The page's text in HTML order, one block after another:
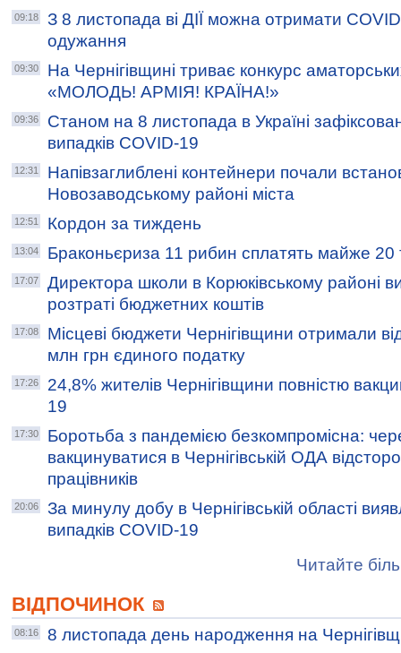
09:18
З 8 листопада ві ДІЇ можна отримати
одужання
09:30
На Чернігівщині триває конкурс
«МОЛОДЬ! АРМІЯ! КРАЇНА!»
09:36
Станом на 8 листопада в Україні
випадків COVID-19
12:31
Напівзаглиблені контейнери почали
Новозаводському районі міста
12:51 Кордон за тиждень
13:04 Браконьєриза 11 рибин сплатять майже 20
17:07
Директора школи в Корюківському районі
розтраті бюджетних коштів
17:08
Місцеві бюджети Чернігівщини отримали
млн грн єдиного податку
17:26
24,8% жителів Чернігівщини повністю
19
17:30
Боротьба з пандемією безкомпромісна:
вакцинуватися в Чернігівській ОДА
працівників
20:06
За минулу добу в Чернігівській області
випадків COVID-19
Читайте
ВІДПОЧИНОК
08:16 8 листопада день народження на